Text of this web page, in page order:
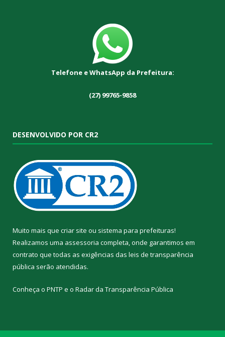
Telefone e WhatsApp da Prefeitura:
(27) 99765-9858
DESENVOLVIDO POR CR2
Muito mais que criar site ou sistema para prefeituras!
Realizamos uma assessoria completa, onde garantimos em
contrato que todas as exigências das leis de transparência
pública serão atendidas.
Conheça o PNTP e o Radar da Transparência Pública